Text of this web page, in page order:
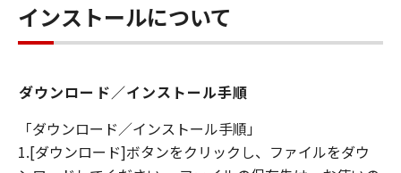
インストールについて
ダウンロード／インストール手順
「ダウンロード／インストール手順」
1.[ダウンロード]ボタンをクリックし、ファイルをダウ